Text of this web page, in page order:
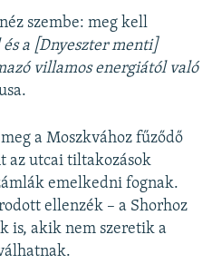
szembe: meg kell
és a [Dnyeszter menti]
villamos energiától való
a Moszkvához fűződő
az utcai tiltakozások
emelkedni fognak.
ellenzék – a Shorhoz
is, akik nem szeretik a